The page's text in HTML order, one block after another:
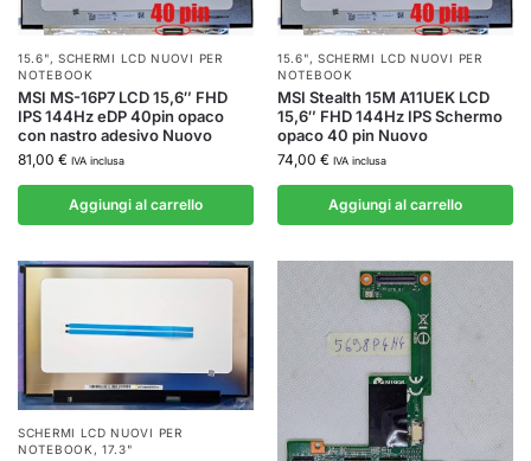
15.6", SCHERMI LCD NUOVI PER
NOTEBOOK
MSI MS-16P7 LCD 15,6″ FHD
IPS 144Hz eDP 40pin opaco
con nastro adesivo Nuovo
81,00 € IVA inclusa
Aggiungi al carrello
15.6", SCHERMI LCD NUOVI PER
NOTEBOOK
MSI Stealth 15M A11UEK LCD
15,6″ FHD 144Hz IPS Schermo
opaco 40 pin Nuovo
74,00 € IVA inclusa
Aggiungi al carrello
SCHERMI LCD NUOVI PER
NOTEBOOK ,17.3"